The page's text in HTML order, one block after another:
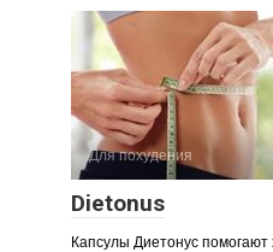
Для похудения
Dietonus
Капсулы Диетонус